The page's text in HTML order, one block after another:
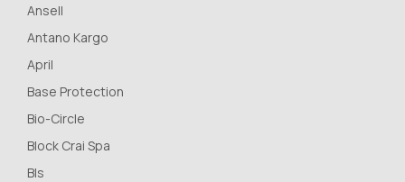
Ansell
Antano Kargo
April
Base Protection
Bio-Circle
Block Crai Spa
Bls